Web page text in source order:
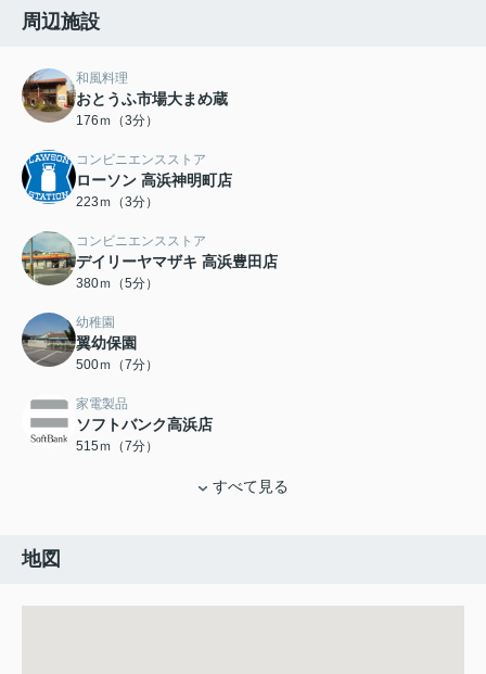
周辺施設
和風料理
おとうふ市場大まめ蔵
176ｍ（3分）
コンビニエンスストア
ローソン 高浜神明町店
223ｍ（3分）
コンビニエンスストア
デイリーヤマザキ 高浜豊田店
380ｍ（5分）
幼稚園
翼幼保園
500ｍ（7分）
家電製品
ソフトバンク高浜店
515ｍ（7分）
すべて見る
地図